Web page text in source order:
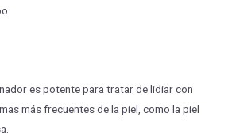
es potente para tratar de lidiar con
más frecuentes de la piel, como la piel